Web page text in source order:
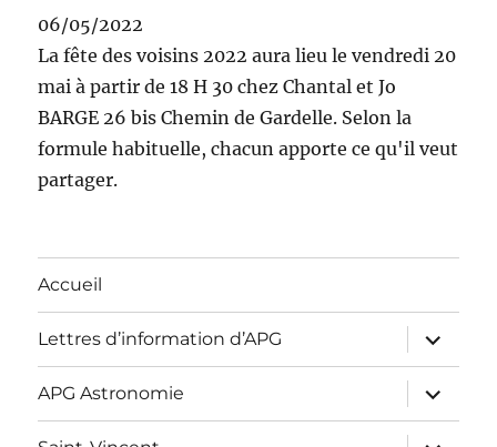
06/05/2022
La fête des voisins 2022 aura lieu le vendredi 20
mai à partir de 18 H 30 chez Chantal et Jo
BARGE 26 bis Chemin de Gardelle. Selon la
formule habituelle, chacun apporte ce qu'il veut
partager.
Accueil
Lettres d’information d’APG
ouvrir
le
sous-
menu
APG Astronomie
ouvrir
le
sous-
menu